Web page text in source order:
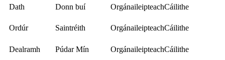
Dath
Donn buí OrgánaileipteachCáilithe
Ordúr Saintréith OrgánaileipteachCáilithe
Dealramh Púdar Mín OrgánaileipteachCáilithe